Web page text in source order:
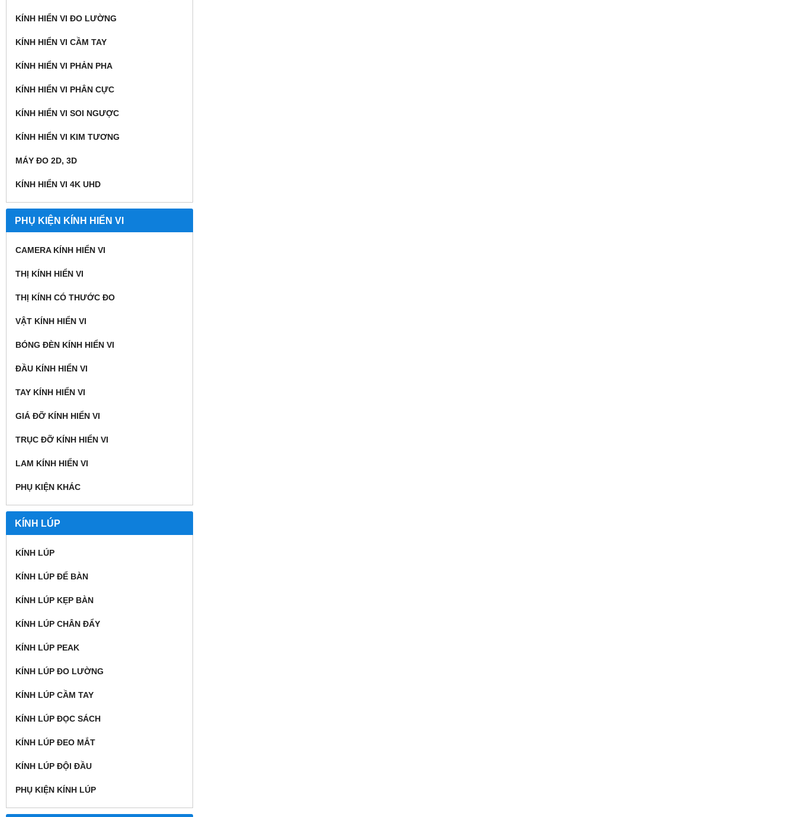
KÍNH HIỂN VI ĐO LƯỜNG
KÍNH HIỂN VI CẦM TAY
KÍNH HIỂN VI PHẢN PHA
KÍNH HIỂN VI PHÂN CỰC
KÍNH HIỂN VI SOI NGƯỢC
KÍNH HIỂN VI KIM TƯƠNG
MÁY ĐO 2D, 3D
KÍNH HIỂN VI 4K UHD
PHỤ KIỆN KÍNH HIỂN VI
CAMERA KÍNH HIỂN VI
THỊ KÍNH HIỂN VI
THỊ KÍNH CÓ THƯỚC ĐO
VẬT KÍNH HIỂN VI
BÓNG ĐÈN KÍNH HIỂN VI
ĐẦU KÍNH HIỂN VI
TAY KÍNH HIỂN VI
GIÁ ĐỠ KÍNH HIỂN VI
TRỤC ĐỠ KÍNH HIỂN VI
LAM KÍNH HIỂN VI
PHỤ KIỆN KHÁC
KÍNH LÚP
KÍNH LÚP
KÍNH LÚP ĐỂ BÀN
KÍNH LÚP KẸP BÀN
KÍNH LÚP CHÂN ĐẨY
KÍNH LÚP PEAK
KÍNH LÚP ĐO LƯỜNG
KÍNH LÚP CẦM TAY
KÍNH LÚP ĐỌC SÁCH
KÍNH LÚP ĐEO MẮT
KÍNH LÚP ĐỘI ĐẦU
PHỤ KIỆN KÍNH LÚP